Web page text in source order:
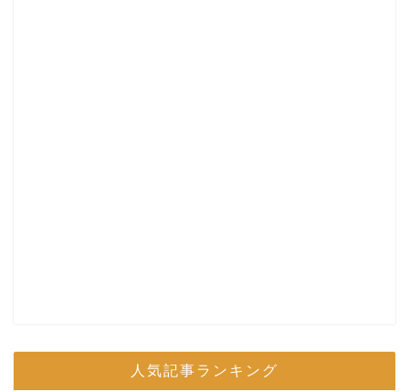
人気記事ランキング